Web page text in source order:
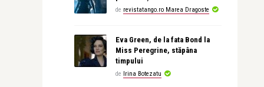
de revistatango.ro Marea Dragoste
Eva Green, de la fata Bond la
Miss Peregrine, stăpâna
timpului
de Irina Botezatu